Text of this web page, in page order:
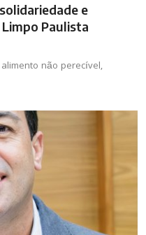
e
Paulista
não perecível,